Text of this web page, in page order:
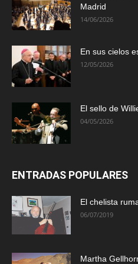
Madrid
14/06/2026
En sus cielos
12/05/2026
El sello de
04/05/2026
ENTRADAS POPULARES
El chelista
06/07/2019
Martha